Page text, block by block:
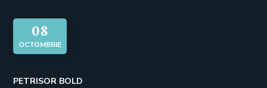
08
OCTOMBRIE
PETRISOR BOLD